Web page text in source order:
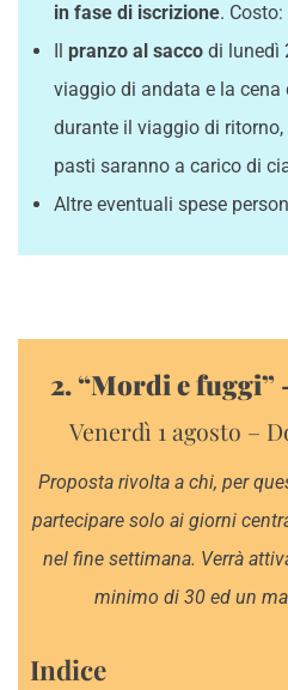
in fase di iscrizione. Costo:
pranzo al sacco di lunedì
viaggio di andata e la
durante il viaggio di
pasti saranno a carico di
Altre eventuali spese
2. “Mordi e fuggi”
Venerdì 1 agosto –
Proposta rivolta a chi, per
partecipare solo ai giorni
nel fine settimana. Verrà
minimo di 30 ed un
Indice